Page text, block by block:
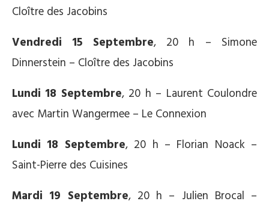
Cloître des Jacobins
Vendredi 15 Septembre, 20 h – Simone
Dinnerstein – Cloître des Jacobins
Lundi 18 Septembre, 20 h – Laurent Coulondre
avec Martin Wangermee – Le Connexion
Lundi 18 Septembre, 20 h – Florian Noack –
Saint-Pierre des Cuisines
Mardi 19 Septembre, 20 h – Julien Brocal –